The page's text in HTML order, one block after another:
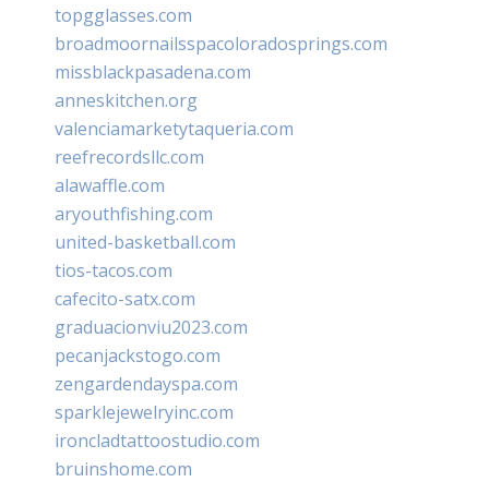
topgglasses.com
broadmoornailsspacoloradosprings.com
missblackpasadena.com
anneskitchen.org
valenciamarketytaqueria.com
reefrecordsllc.com
alawaffle.com
aryouthfishing.com
united-basketball.com
tios-tacos.com
cafecito-satx.com
graduacionviu2023.com
pecanjackstogo.com
zengardendayspa.com
sparklejewelryinc.com
ironcladtattoostudio.com
bruinshome.com